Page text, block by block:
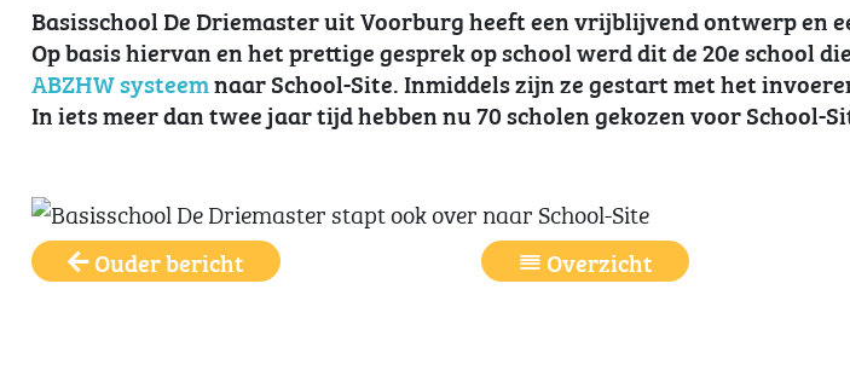
Basisschool De Driemaster uit Voorburg heeft een vrijblijvend ontwerp en
Op basis hiervan en het prettige gesprek op school werd dit de 20e school
ABZHW systeemnaar School-Site. Inmiddels zijn ze gestart met het
In iets meer dan twee jaar tijd hebben nu 70 scholen gekozen voor School-
Ouder bericht Overzicht